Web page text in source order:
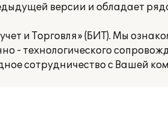
версии и обладает
и Торговля» (БИТ). Мы
- технологического
сотрудничество с Вашей